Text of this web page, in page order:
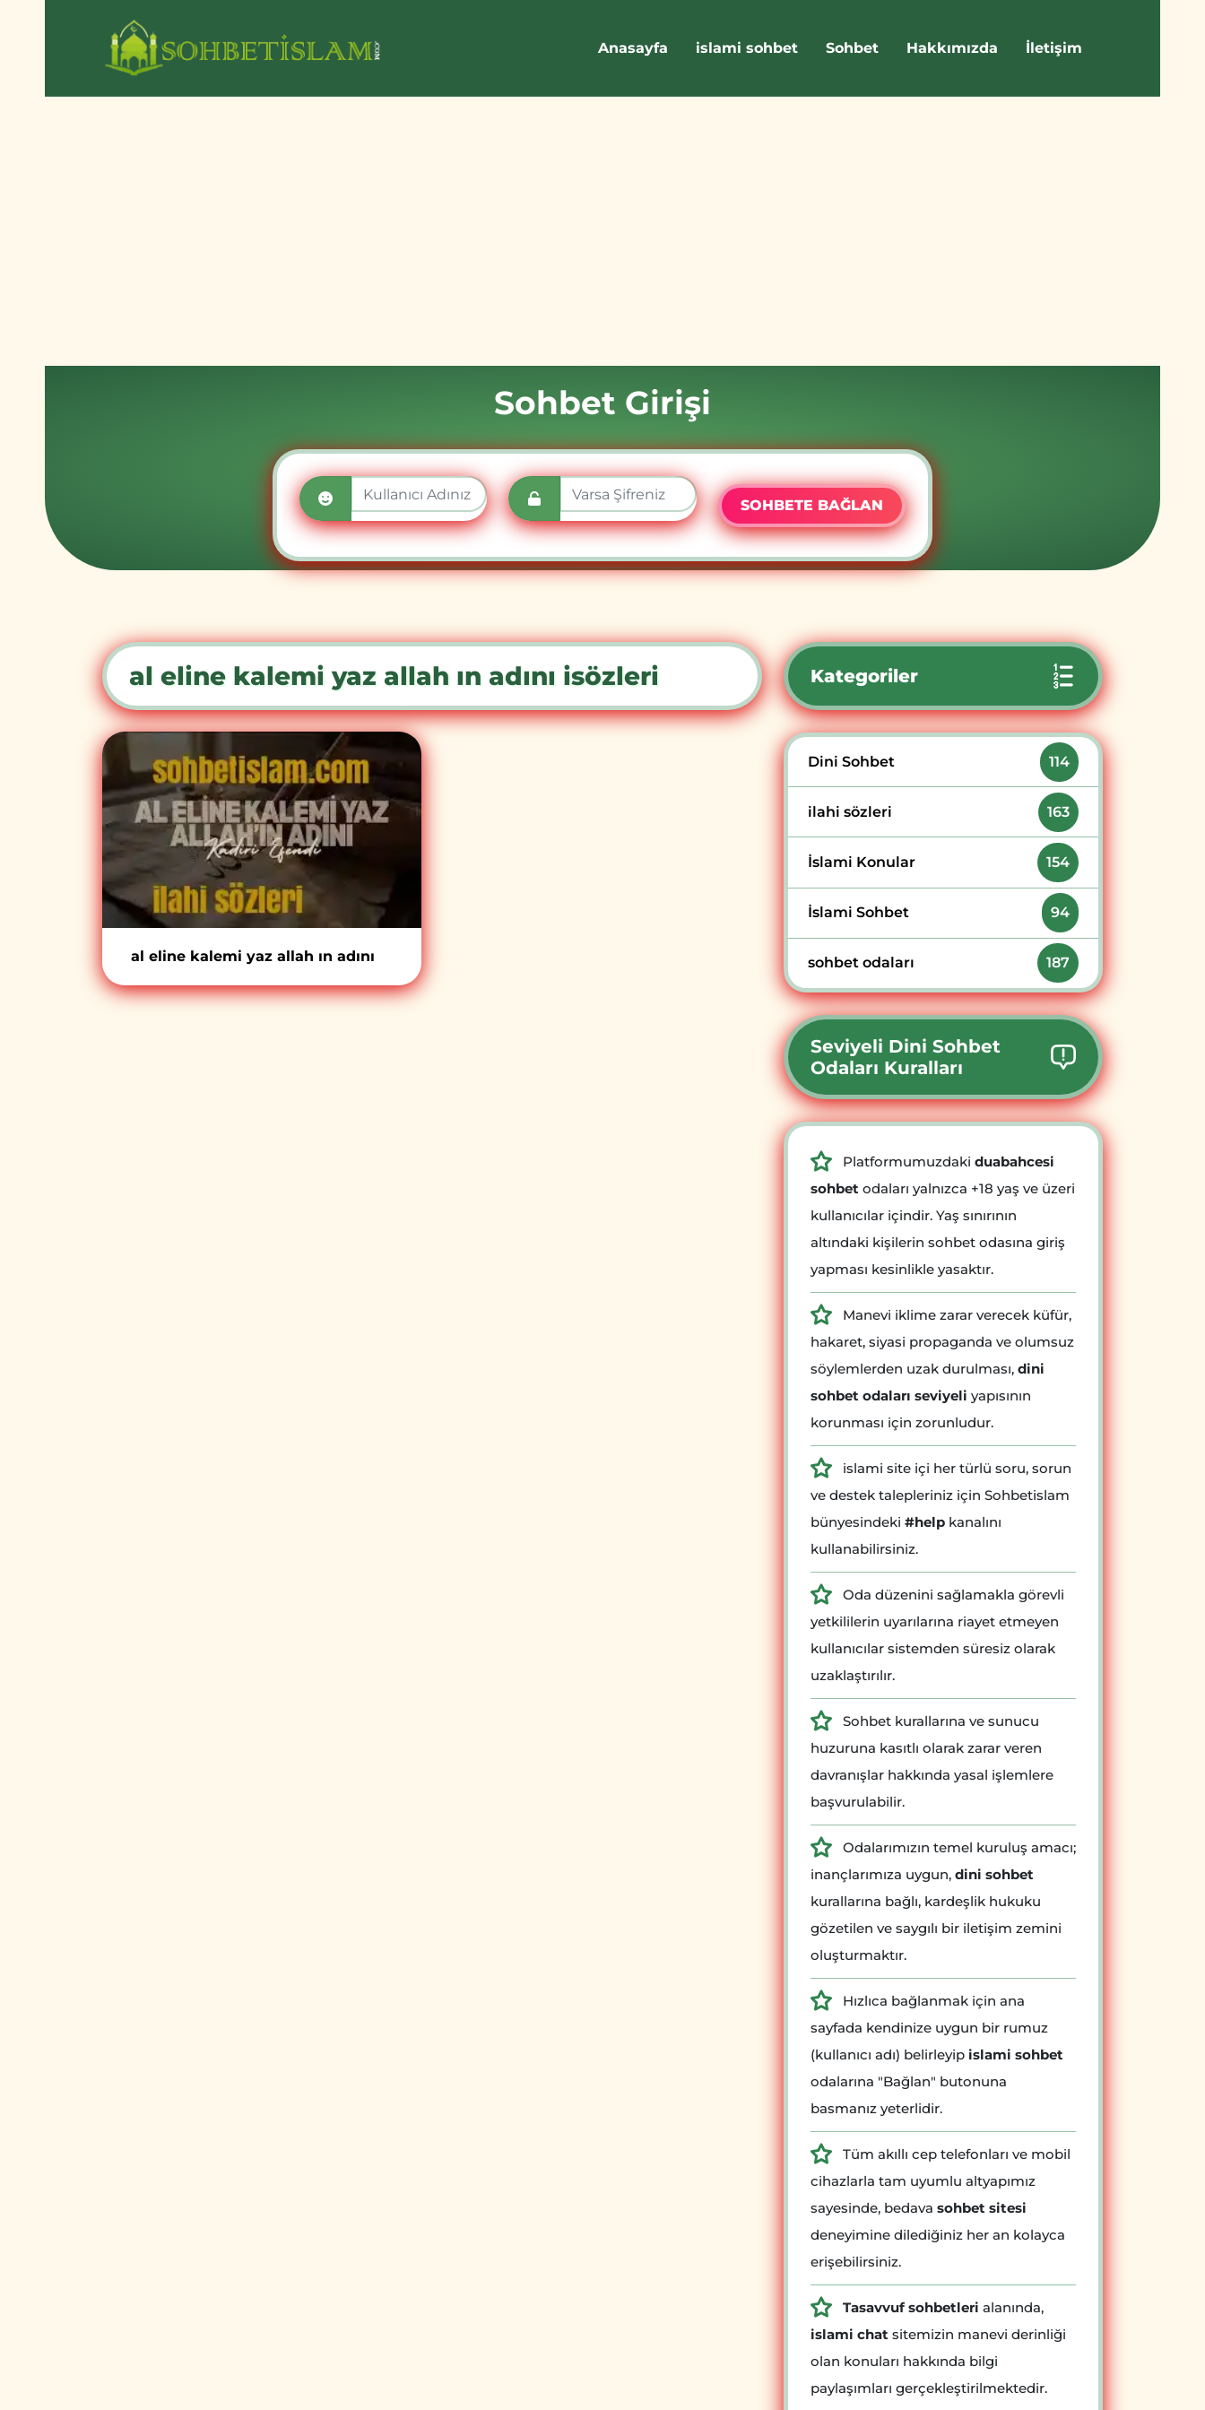
Anasayfa islami sohbet Sohbet Hakkımızda İletişim
Sohbet Girişi
SOHBETE BAĞLAN
al eline kalemi yaz allah ın adını isözleri
al eline kalemi yaz allah ın adını
Kategoriler
Dini Sohbet 114
ilahi sözleri 163
İslami Konular 154
İslami Sohbet 94
sohbet odaları 187
Seviyeli Dini Sohbet
Odaları Kuralları
Platformumuzdaki duabahcesi
sohbet odaları yalnızca +18 yaş ve üzeri
kullanıcılar içindir. Yaş sınırının
altındaki kişilerin sohbet odasına giriş
yapması kesinlikle yasaktır.
Manevi iklime zarar verecek küfür,
hakaret, siyasi propaganda ve olumsuz
söylemlerden uzak durulması, dini
sohbet odaları seviyeli yapısının
korunması için zorunludur.
islami site içi her türlü soru, sorun
ve destek talepleriniz için Sohbetislam
bünyesindeki #help kanalını
kullanabilirsiniz.
Oda düzenini sağlamakla görevli
yetkililerin uyarılarına riayet etmeyen
kullanıcılar sistemden süresiz olarak
uzaklaştırılır.
Sohbet kurallarına ve sunucu
huzuruna kasıtlı olarak zarar veren
davranışlar hakkında yasal işlemlere
başvurulabilir.
Odalarımızın temel kuruluş amacı;
inançlarımıza uygun, dini sohbet
kurallarına bağlı, kardeşlik hukuku
gözetilen ve saygılı bir iletişim zemini
oluşturmaktır.
Hızlıca bağlanmak için ana
sayfada kendinize uygun bir rumuz
(kullanıcı adı) belirleyip islami sohbet
odalarına "Bağlan" butonuna
basmanız yeterlidir.
Tüm akıllı cep telefonları ve mobil
cihazlarla tam uyumlu altyapımız
sayesinde, bedava sohbet sitesi
deneyimine dilediğiniz her an kolayca
erişebilirsiniz.
Tasavvuf sohbetleri alanında,
islami chat sitemizin manevi derinliği
olan konuları hakkında bilgi
paylaşımları gerçekleştirilmektedir.